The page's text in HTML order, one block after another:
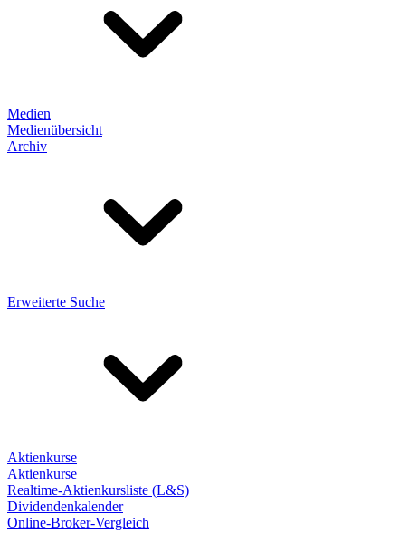
Medien
Medienübersicht
Archiv
Erweiterte Suche
Aktienkurse
Aktienkurse
Realtime-Aktienkursliste (L&S)
Dividendenkalender
Online-Broker-Vergleich